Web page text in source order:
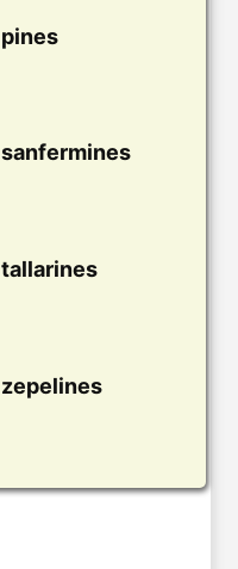
pines
sanfermines
tallarines
zepelines